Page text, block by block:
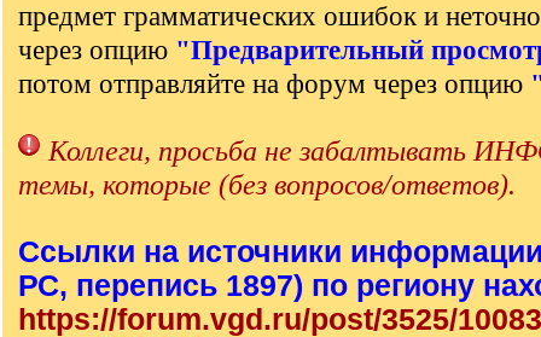
предмет грамматических ошибок и
через опцию "Предварительный
потом отправляйте на форум через опцию
Коллеги, просьба не забалтывать
темы, которые (без вопросов/ответов).
Ссылки на источники
РС, перепись 1897) по региону
https://forum.vgd.ru/post/3525/